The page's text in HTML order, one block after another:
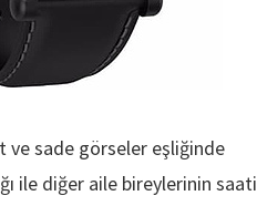
ve sade görseler eşliğinde
ile diğer aile bireylerinin saati